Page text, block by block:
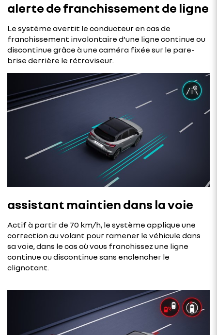
alerte de franchissement de ligne
Le système avertit le conducteur en cas de
franchissement involontaire d’une ligne continue ou
discontinue grâce à une caméra fixée sur le pare-
brise derrière le rétroviseur.
assistant maintien dans la voie
Actif à partir de 70 km/h, le système applique une
correction au volant pour ramener le véhicule dans
sa voie, dans le cas où vous franchissez une ligne
continue ou discontinue sans enclencher le
clignotant.